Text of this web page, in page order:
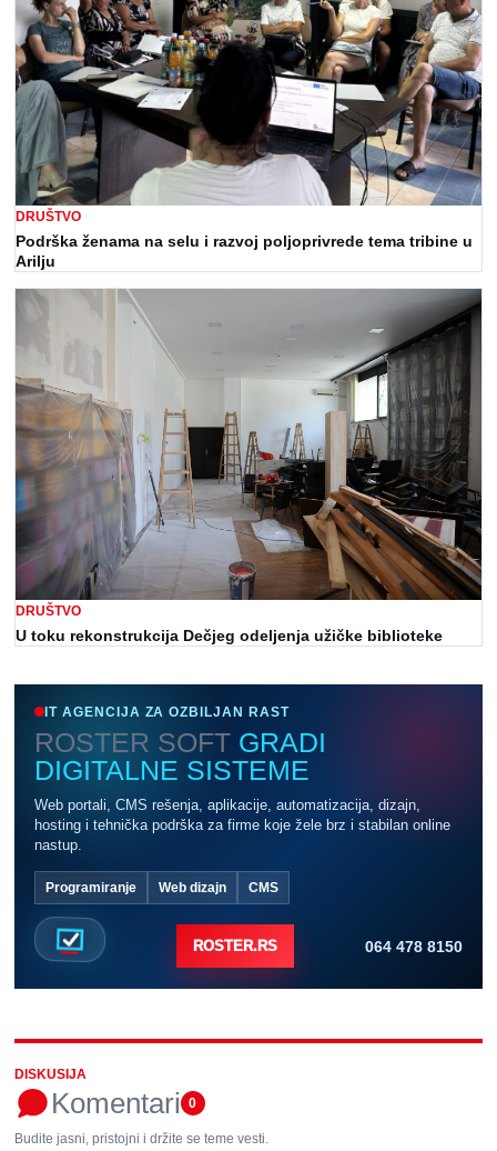
DRUŠTVO
Podrška ženama na selu i razvoj poljoprivrede tema tribine u
Arilju
DRUŠTVO
U toku rekonstrukcija Dečjeg odeljenja užičke biblioteke
IT AGENCIJA ZA OZBILJAN RAST
ROSTER SOFT GRADI
DIGITALNE SISTEME
Web portali, CMS rešenja, aplikacije, automatizacija, dizajn,
hosting i tehnička podrška za firme koje žele brz i stabilan online
nastup.
Programiranje Web dizajn CMS
ROSTER.RS 064 478 8150
DISKUSIJA
Komentari 0
Budite jasni, pristojni i držite se teme vesti.